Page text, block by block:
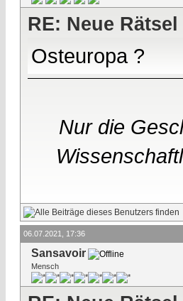
RE: Neue Rätsel
Osteuropa ?
Nur die
06.07.2021, 17:36
Sansavoir
Mensch